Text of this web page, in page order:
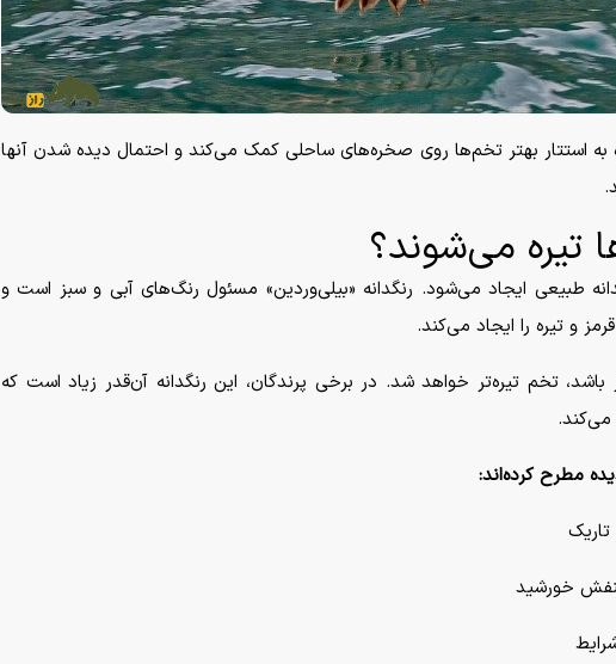
به استتار بهتر تخم‌ها روی صخره‌های ساحلی کمک می‌کند و احتمال دیده شدن آنها
تیره می‌شوند؟
طبیعی ایجاد می‌شود. رنگدانه «بیلی‌وردین» مسئول رنگ‌های آبی و سبز است و
و تیره را ایجاد می‌کند.
باشد، تخم تیره‌تر خواهد شد. در برخی پرندگان، این رنگدانه آن‌قدر زیاد است که
می‌کند.
مطرح کرده‌اند:
خورشید